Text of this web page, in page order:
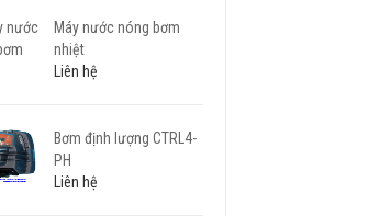
Máy nước nóng bơm
nhiệt
Liên hệ
Bơm định lượng CTRL4-
PH
Liên hệ